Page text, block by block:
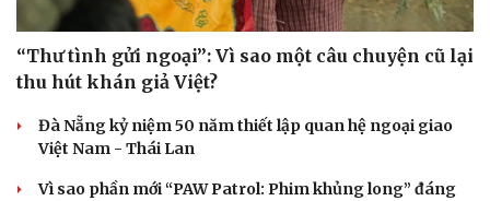
“Thư tình gửi ngoại”: Vì sao một câu chuyện cũ lại
thu hút khán giả Việt?
Đà Nẵng kỷ niệm 50 năm thiết lập quan hệ ngoại giao
Việt Nam - Thái Lan
Vì sao phần mới “PAW Patrol: Phim khủng long” đáng